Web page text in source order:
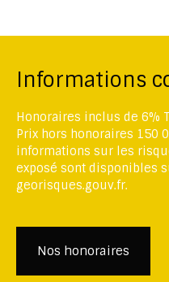
Informations
Honoraires inclus de 6%
Prix hors honoraires 150
informations sur les
exposé sont disponibles
georisques.gouv.fr.
Nos honoraires